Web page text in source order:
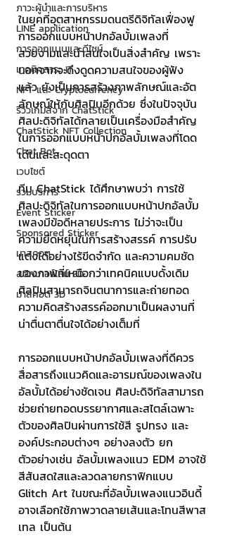
ภาวะผู้นำและการบริหาร
LINE application
การออกแบบและดีไซน์
เทคนิคสาระ IT
NFT และ Cryptocurrency
รีวิวเกมส์จาก ChatStick
ChatStick NFT Collection
Chat Bot
เวบไซต์
รวมบริการ
Event Sticker
Sponsored Sticker
มาสคอต
สติกเกอร์ไลน์ 3D
มาสคอต 3D
ในยุคที่อุตสาหกรรมดนตรีดิจิทัลเฟื่องฟู
การออกแบบหน้าปกอัลบั้มเพลงที่
สวยงามและน่าสนใจเป็นสิ่งสำคัญ เพราะ
นอกจากจะดึงดูดความสนใจของผู้ฟัง
แล้ว ยังเป็นการสร้างภาพลักษณ์และอัต
ลักษณ์ให้กับศิลปินอีกด้วย ซึ่งในปัจจุบัน
ศิลปะดิจิทัลได้กลายเป็นเครื่องมือสำคัญ
ในการออกแบบหน้าปกอัลบั้มเพลงที่โดด
เด่นและสะดุดตา
ทีม ChatStick ได้ศึกษาพบว่า การใช้
ศิลปะดิจิทัลในการออกแบบหน้าปกอัลบั้ม
เพลงมีข้อดีหลายประการ ไม่ว่าจะเป็น
ความยืดหยุ่นในการสร้างสรรค์ การปรับ
แต่งได้อย่างไร้ขีดจำกัด และความคมชัด
ของภาพที่เหนือกว่าเทคนิคแบบดั้งเดิม
ศิลปินสามารถจินตนาการและถ่ายทอด
ความคิดสร้างสรรค์ออกมาเป็นผลงานที่
น่าตื่นตาตื่นใจได้อย่างเต็มที่
การออกแบบหน้าปกอัลบั้มเพลงที่ดีควร
สื่อสารถึงแนวคิดและอารมณ์ของเพลงใน
อัลบั้มได้อย่างชัดเจน ศิลปะดิจิทัลสามารถ
ช่วยถ่ายทอดบรรยากาศและสไตล์เฉพาะ
ตัวของศิลปินผ่านการใช้สี รูปทรง และ
องค์ประกอบต่างๆ อย่างลงตัว ยก
ตัวอย่างเช่น อัลบั้มเพลงแนว EDM อาจใช้
สีสันสดใสและลวดลายกราฟิกแบบ
Glitch Art ในขณะที่อัลบั้มเพลงแนวอินดี้
อาจเลือกใช้ภาพวาดลายเส้นและโทนสีพาส
เทล เป็นต้น